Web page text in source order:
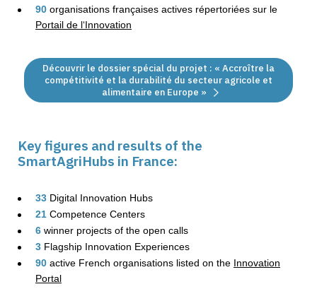
90 organisations françaises actives répertoriées sur le
Portail de l‘Innovation
Découvrir le dossier spécial du projet : « Accroître la
compétitivité et la durabilité du secteur agricole et
alimentaire en Europe »
Key figures and results of the
SmartAgriHubs in France:
33 Digital Innovation Hubs
21 Competence Centers
6 winner projects of the open calls
3 Flagship Innovation Experiences
90 active French organisations listed on the Innovation
Portal